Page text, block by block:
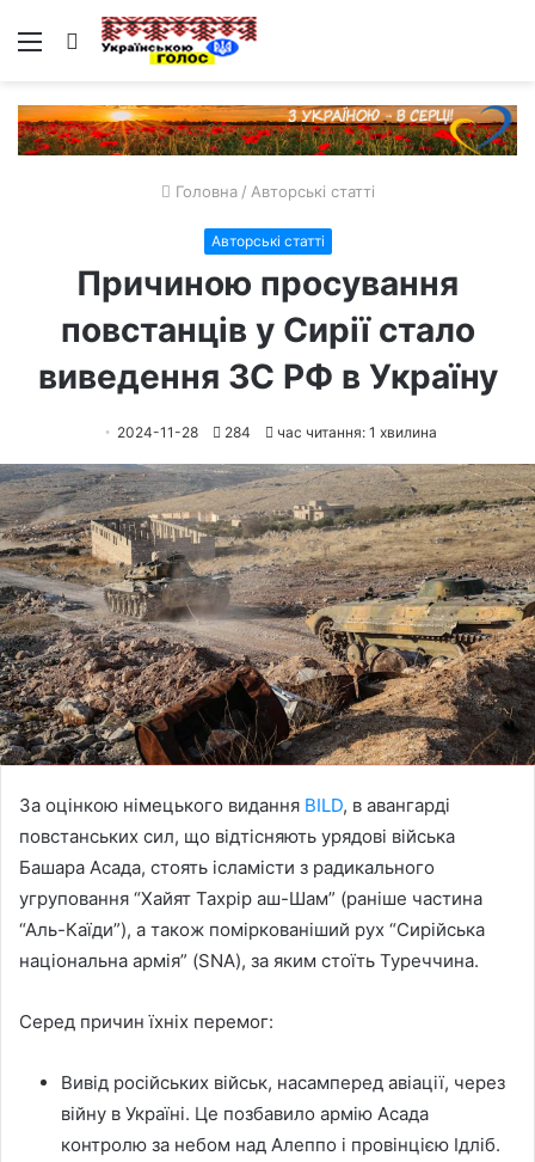
Меню Пошук
Головна / Авторські статті
Авторські статті
Причиною просування
повстанців у Сирії стало
виведення ЗС РФ в Україну
2024-11-28 284 час читання: 1 хвилина
За оцінкою німецького видання BILD, в авангарді
повстанських сил, що відтісняють урядові війська
Башара Асада, стоять ісламісти з радикального
угруповання “Хайят Тахрір аш-Шам” (раніше частина
“Аль-Каїди”), а також поміркованіший рух “Сирійська
національна армія” (SNA), за яким стоїть Туреччина.
Серед причин їхніх перемог:
Вивід російських військ, насамперед авіації, через
війну в Україні. Це позбавило армію Асада
контролю за небом над Алеппо і провінцією Ідліб.